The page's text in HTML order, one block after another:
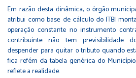
Em razão desta dinâmica, o órgão
atribui como base de cálculo do ITBI
operação constante no instrumento
contribuinte não tem previsibilidade
despender para quitar o tributo quando
fica refém da tabela genérica do
reflete a realidade.